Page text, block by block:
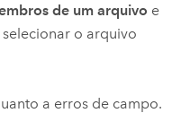
de um arquivo e
o arquivo
a erros de campo.